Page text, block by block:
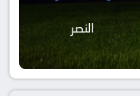
النصر